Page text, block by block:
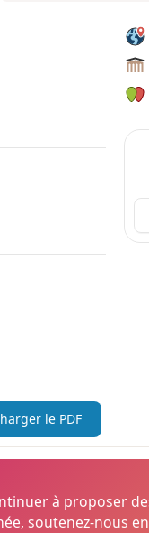
le PDF
à proposer
soutenez-nous